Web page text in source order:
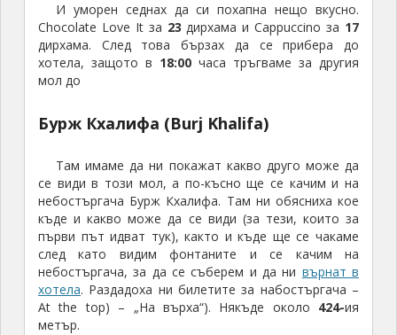
И уморен седнах да си похапна нещо вкусно.
Chocolate Love It за 23дирхама и Cappuccino за 17
дирхама. След това бързах да се прибера до
хотела, защото в 18:00 часа тръгваме за другия
мол до
Бурж Кхалифа (Burj Khalifa)
Там имаме да ни покажат какво друго може да
се види в този мол, а по-късно ще се качим и на
небостъргача Бурж Кхалифа. Там ни обясниха кое
къде и какво може да се види (за тези, които за
първи път идват тук), както и къде ще се чакаме
след като видим фонтаните и се качим на
небостъргача, за да се съберем и да ни върнат в
хотела. Раздадоха ни билетите за набостъргача –
At the top) – „На върха“). Някъде около 424-ия
метър.